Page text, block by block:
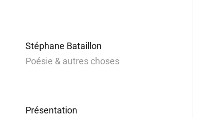
Stéphane Bataillon
Poésie & autres choses
Présentation